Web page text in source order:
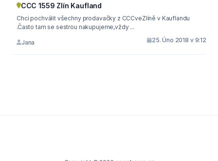
CCC 1559 Zlín Kaufland
Chci pochválit všechny prodavačky z CCCveZlíně v Kauflandu
.Často tam se sestrou nakupujeme,vždy ...
Jana 25. Úno 2018 v 9:12